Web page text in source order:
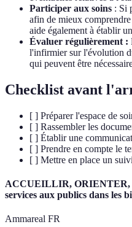
Participer aux soins : Si
afin de mieux
aide également à établir
Évaluer régulièrement :
l'infirmier sur l'évolution
qui peuvent être
Checklist avant
[ ] Préparer l'espace de
[ ] Rassembler les
[ ] Établir une
[ ] Prendre en compte le
[ ] Mettre en place un
ACCUEILLIR, ORIENTER,
services aux publics dans les
Ammareal FR